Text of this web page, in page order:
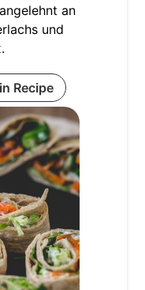
an
und
Recipe